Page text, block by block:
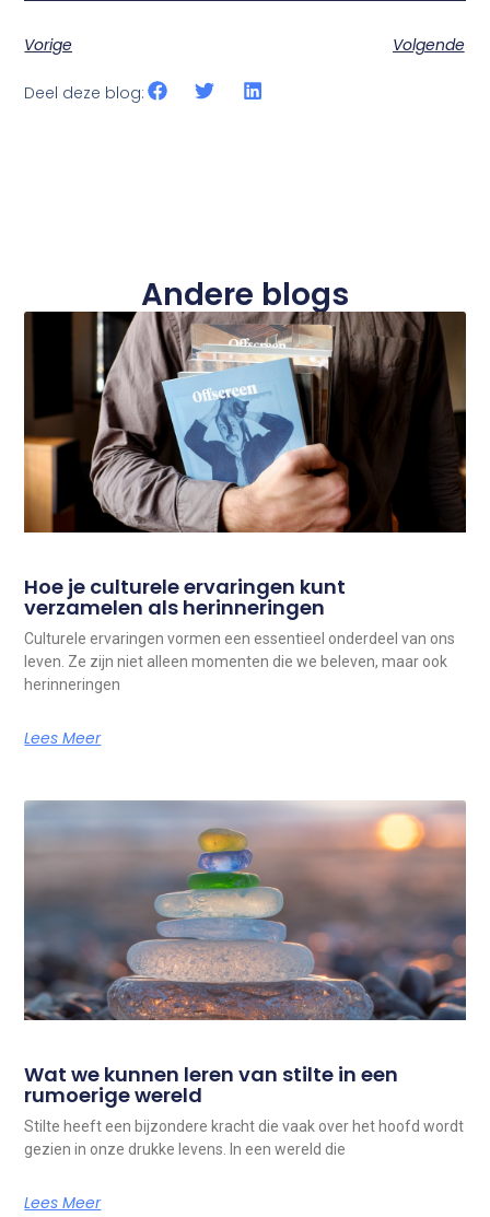
Vorige Volgende
Deel deze blog:
Andere blogs
Hoe je culturele ervaringen kunt
verzamelen als herinneringen
Culturele ervaringen vormen een essentieel onderdeel van ons
leven. Ze zijn niet alleen momenten die we beleven, maar ook
herinneringen
Lees Meer
Wat we kunnen leren van stilte in een
rumoerige wereld
Stilte heeft een bijzondere kracht die vaak over het hoofd wordt
gezien in onze drukke levens. In een wereld die
Lees Meer